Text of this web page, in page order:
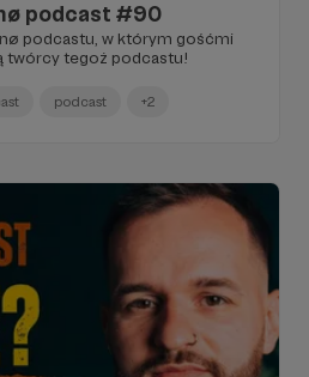
podcast #90
podcastu, w którym gośćmi
twórcy tegoż podcastu!
podcast +2